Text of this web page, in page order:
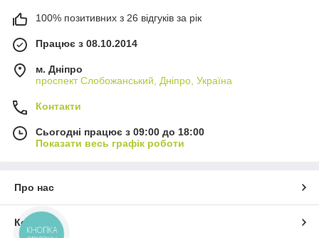
100% позитивних з 26 відгуків за рік
Працює з 08.10.2014
м. Дніпро
проспект Слобожанський, Дніпро, Україна
Контакти
Сьогодні працює з 09:00 до 18:00
Показати весь графік роботи
Про нас
Контакти
КНОПКА